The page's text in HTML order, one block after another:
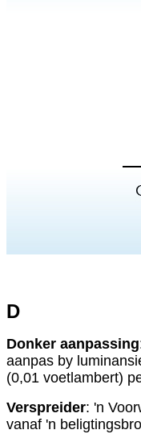
D
Donker aanpassing
aanpas by
(0,01 voetlambert)
Verspreider: 'n
vanaf 'n